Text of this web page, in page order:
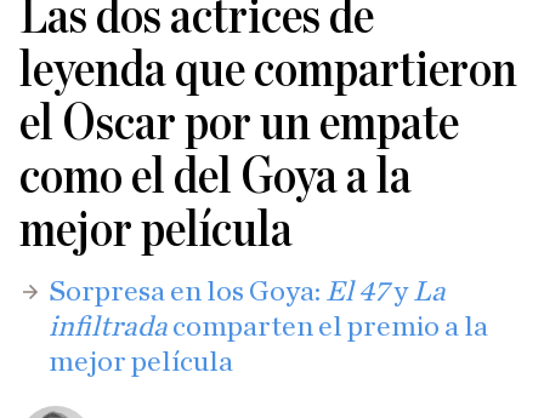
Las dos actrices de
leyenda que compartieron
el Oscar por un empate
como el del Goya a la
mejor película
Sorpresa en los Goya: El 47yLa
infiltrada comparten el premio a la
mejor película